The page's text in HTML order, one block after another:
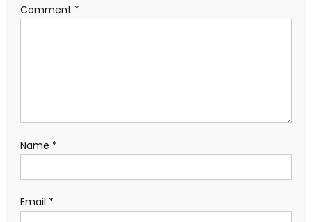
Comment *
Name *
Email *